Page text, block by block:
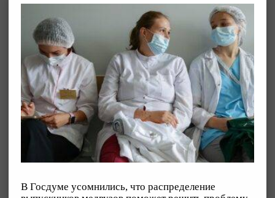
В Госдуме усомнились, что распределение